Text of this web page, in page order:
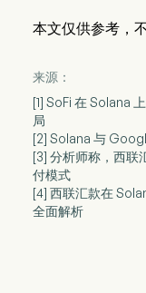
本文仅供参考，
来源：
[1] SoFi 在 Solana
局
[2] Solana 与
[3] 分析师称，西联
付模式
[4] 西联汇款在
全面解析